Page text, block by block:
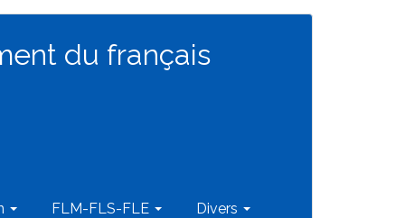
du français
FLM-FLS-FLE Divers